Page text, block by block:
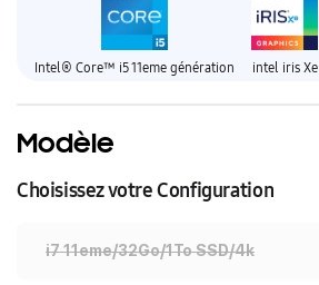
Intel® Core™ i5 11eme génération intel iris Xe
Modèle
Choisissez votre Configuration
i7 11eme/32Go/1To SSD/4k